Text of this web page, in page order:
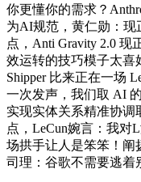
你更懂你的需求？
为AI规范，黄仁勋：现
点，Anti Gravity 2.0 现
效运转的技巧模子太喜
Shipper 比来正在一场
一次发声，我们取 AI
实现实体关系精准协调
点，LeCun婉言：我对
场拱手让人是笨笨！阐
司理：谷歌不需要逃着